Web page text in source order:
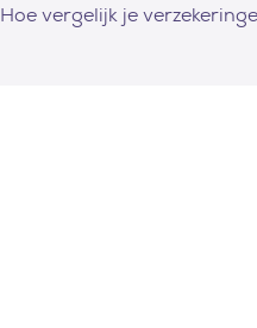
Hoe vergelijk je